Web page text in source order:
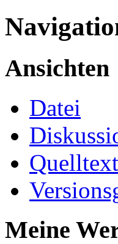
Ansichten
Datei
Meine